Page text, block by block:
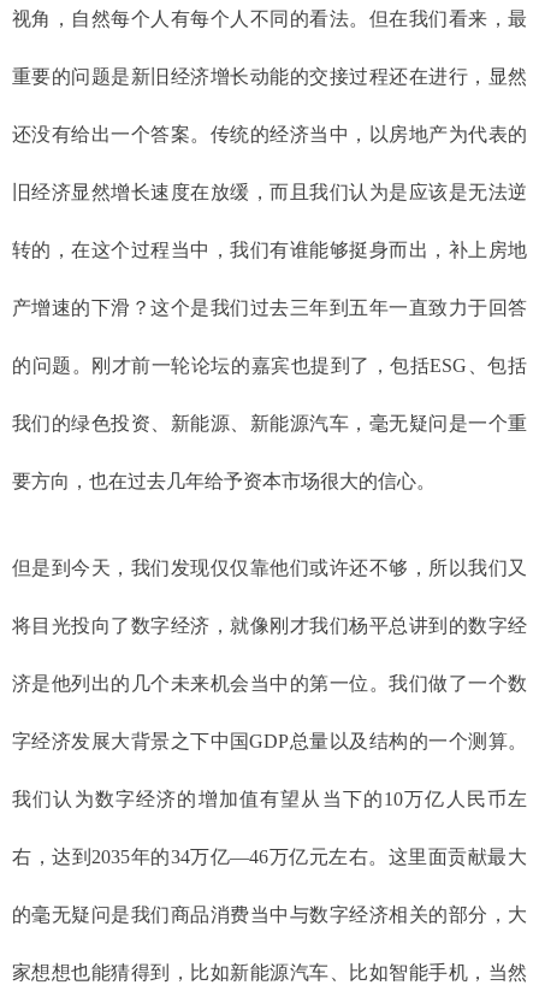
视角，自然每个人有每个人不同的看法。但在我们看来，最
重要的问题是新旧经济增长动能的交接过程还在进行，显然
还没有给出一个答案。传统的经济当中，以房地产为代表的
旧经济显然增长速度在放缓，而且我们认为是应该是无法逆
转的，在这个过程当中，我们有谁能够挺身而出，补上房地
产增速的下滑？这个是我们过去三年到五年一直致力于回答
的问题。刚才前一轮论坛的嘉宾也提到了，包括ESG、包括
我们的绿色投资、新能源、新能源汽车，毫无疑问是一个重
要方向，也在过去几年给予资本市场很大的信心。
但是到今天，我们发现仅仅靠他们或许还不够，所以我们又
将目光投向了数字经济，就像刚才我们杨平总讲到的数字经
济是他列出的几个未来机会当中的第一位。我们做了一个数
字经济发展大背景之下中国GDP总量以及结构的一个测算。
我们认为数字经济的增加值有望从当下的10万亿人民币左
右，达到2035年的34万亿—46万亿元左右。这里面贡献最大
的毫无疑问是我们商品消费当中与数字经济相关的部分，大
家想想也能猜得到，比如新能源汽车、比如智能手机，当然